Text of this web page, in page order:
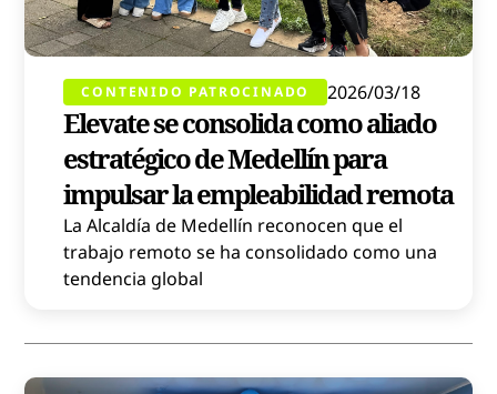
CONTENIDO PATROCINADO 2026/03/18
Elevate se consolida como aliado
estratégico de Medellín para
impulsar la empleabilidad remota
La Alcaldía de Medellín reconocen que el
trabajo remoto se ha consolidado como una
tendencia global